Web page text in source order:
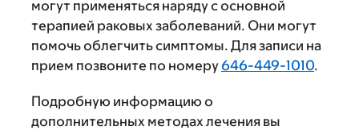
могут применяться наряду с основной
терапией раковых заболеваний. Они могут
помочь облегчить симптомы. Для записи на
прием позвоните по номеру646-449-1010.
Подробную информацию о
дополнительных методах лечения вы